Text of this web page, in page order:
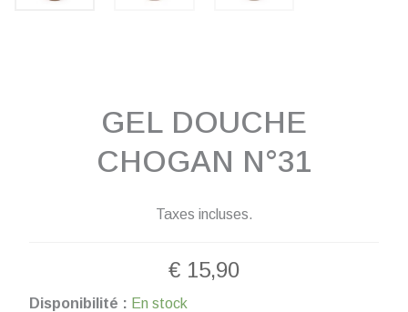
GEL DOUCHE
CHOGAN N°31
Taxes incluses.
€ 15,90
Disponibilité : En stock
quantité